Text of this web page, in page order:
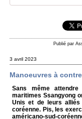
Publié par
3 avril 2023
Manoeuvres à
Sans même
maritimes Ssangyong
Unis et de leurs alliés
coréenne. Pis, les
américano-sud-